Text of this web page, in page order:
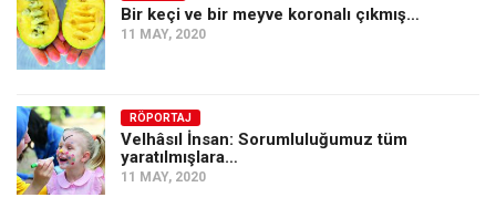
Asya
Amerika
Avustralya
Tarih
Bir keçi ve bir meyve koronalı çıkmış…
11 MAY, 2020
RÖPORTAJ
Velhâsıl İnsan: Sorumluluğumuz tüm
yaratılmışlara…
11 MAY, 2020